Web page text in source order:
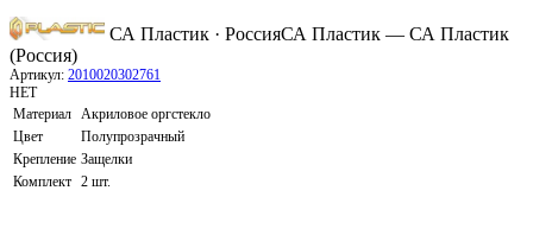
СА Пластик · РоссияСА Пластик — СА Пластик
(Россия)
Артикул: 2010020302761
НЕТ
Материал Акриловое оргстекло
Цвет
Полупрозрачный
Крепление Защелки
Комплект 2 шт.